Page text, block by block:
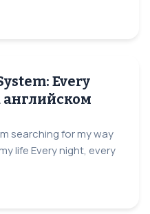
Every
английском
searching for my way
life Every night, every